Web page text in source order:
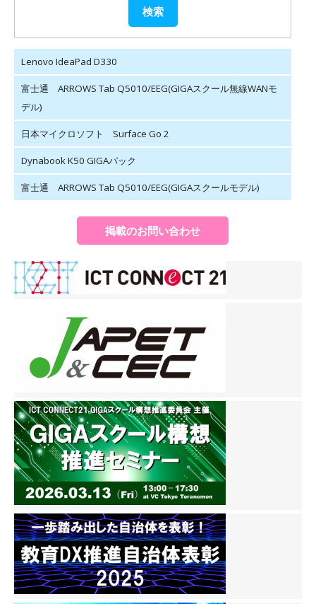
Lenovo IdeaPad D330
富士通 ARROWS Tab Q5010/EEG(GIGAスクール無線WANモ
デル)
日本マイクロソフト Surface Go 2
Dynabook K50 GIGAパック
富士通 ARROWS Tab Q5010/EEG(GIGAスクールモデル)
掲載のお問い合わせ